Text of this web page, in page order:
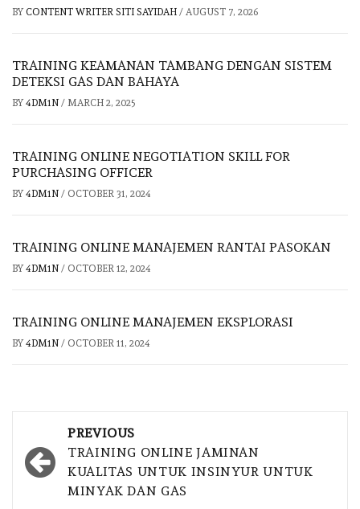
BY CONTENT WRITER SITI SAYIDAH / AUGUST 7, 2026
TRAINING KEAMANAN TAMBANG DENGAN SISTEM
DETEKSI GAS DAN BAHAYA
BY 4DM1N / MARCH 2, 2025
TRAINING ONLINE NEGOTIATION SKILL FOR
PURCHASING OFFICER
BY 4DM1N / OCTOBER 31, 2024
TRAINING ONLINE MANAJEMEN RANTAI PASOKAN
BY 4DM1N / OCTOBER 12, 2024
TRAINING ONLINE MANAJEMEN EKSPLORASI
BY 4DM1N / OCTOBER 11, 2024
navigation
PREVIOUS
TRAINING ONLINE JAMINAN
KUALITAS UNTUK INSINYUR UNTUK
MINYAK DAN GAS